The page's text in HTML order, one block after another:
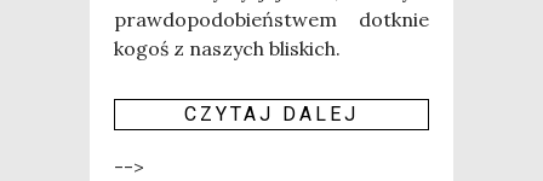
praw­do­po­do­bień­stwem dotknie
kogoś z naszych bli­skich.
CZY­TAJ DALEJ
-->